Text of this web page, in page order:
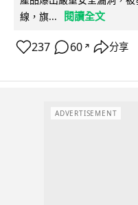
線，旗...
閱讀全文
237 60 ↗ 分享
ADVERTISEMENT